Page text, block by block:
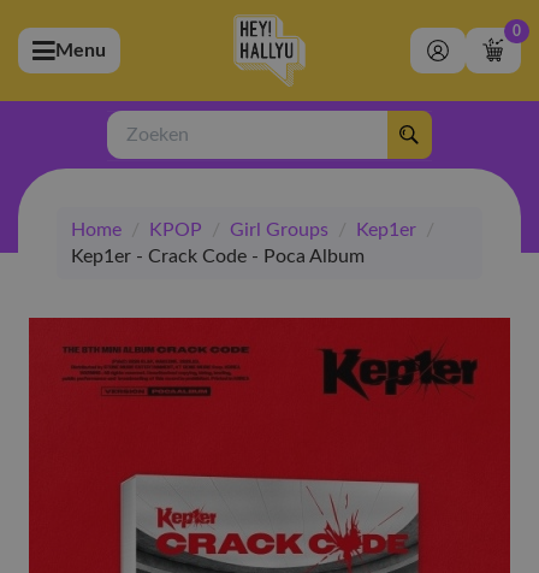
(Artiesten)
(Merchandise)
(Exclusive)
(Winkel)
Menu
0
Zoeken
Home / KPOP / Girl Groups / Kep1er
/
Kep1er - Crack Code - Poca Album